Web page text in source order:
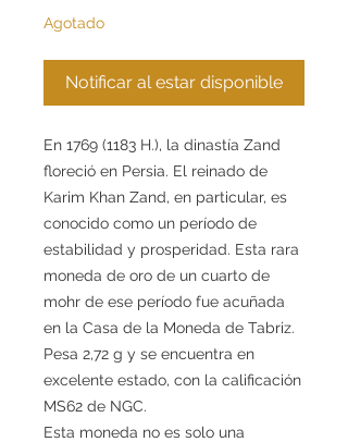
Agotado
Notificar al estar disponible
En 1769 (1183 H.), la dinastía Zand
floreció en Persia. El reinado de
Karim Khan Zand, en particular, es
conocido como un período de
estabilidad y prosperidad. Esta rara
moneda de oro de un cuarto de
mohr de ese período fue acuñada
en la Casa de la Moneda de Tabriz.
Pesa 2,72 g y se encuentra en
excelente estado, con la calificación
MS62 de NGC.
Esta moneda no es solo una